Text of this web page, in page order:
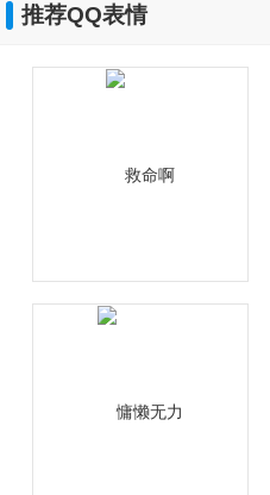
推荐QQ表情